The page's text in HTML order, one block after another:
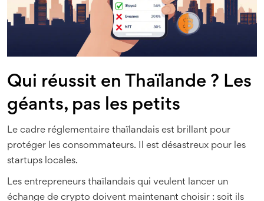
Qui réussit en Thaïlande ? Les
géants, pas les petits
Le cadre réglementaire thaïlandais est brillant pour
protéger les consommateurs. Il est désastreux pour les
startups locales.
Les entrepreneurs thaïlandais qui veulent lancer un
échange de crypto doivent maintenant choisir : soit ils